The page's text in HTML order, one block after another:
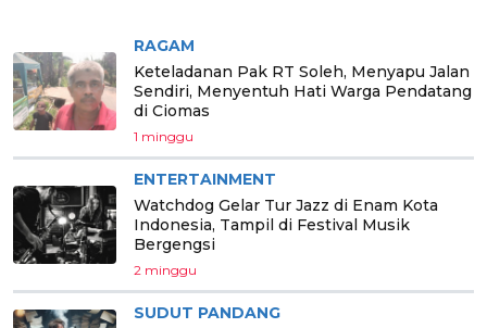
RAGAM
Keteladanan Pak RT Soleh, Menyapu Jalan
Sendiri, Menyentuh Hati Warga Pendatang
di Ciomas
1 minggu
ENTERTAINMENT
Watchdog Gelar Tur Jazz di Enam Kota
Indonesia, Tampil di Festival Musik
Bergengsi
2 minggu
SUDUT PANDANG